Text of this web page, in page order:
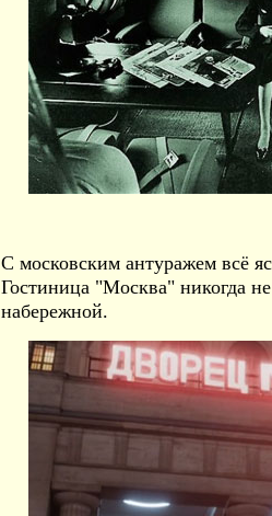
С московским антуражем всё
Гостиница "Москва" никогда
набережной.